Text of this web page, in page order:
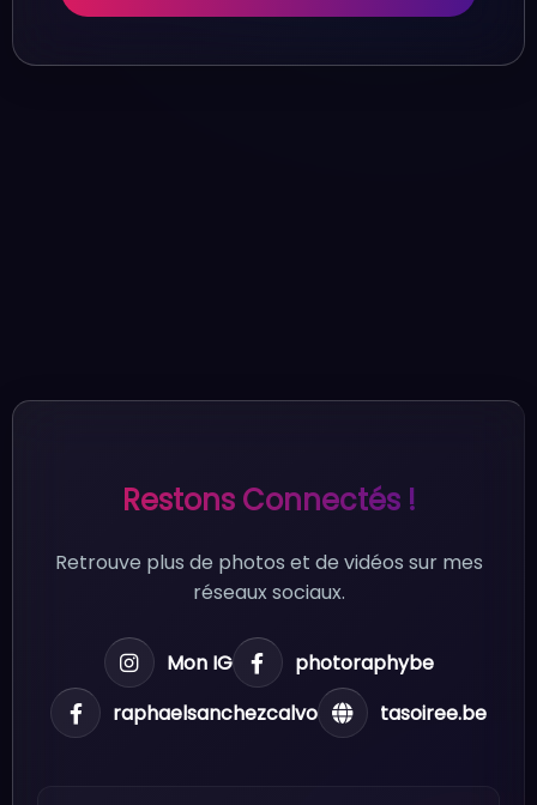
Restons Connectés !
Retrouve plus de photos et de vidéos sur mes
réseaux sociaux.
Mon IG
photoraphybe
raphaelsanchezcalvo
tasoiree.be